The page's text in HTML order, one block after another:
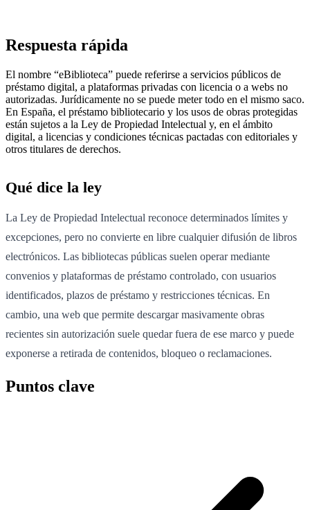
Respuesta rápida
El nombre “eBiblioteca” puede referirse a servicios públicos de
préstamo digital, a plataformas privadas con licencia o a webs no
autorizadas. Jurídicamente no se puede meter todo en el mismo saco.
En España, el préstamo bibliotecario y los usos de obras protegidas
están sujetos a la Ley de Propiedad Intelectual y, en el ámbito
digital, a licencias y condiciones técnicas pactadas con editoriales y
otros titulares de derechos.
Qué dice la ley
La Ley de Propiedad Intelectual reconoce determinados límites y
excepciones, pero no convierte en libre cualquier difusión de libros
electrónicos. Las bibliotecas públicas suelen operar mediante
convenios y plataformas de préstamo controlado, con usuarios
identificados, plazos de préstamo y restricciones técnicas. En
cambio, una web que permite descargar masivamente obras
recientes sin autorización suele quedar fuera de ese marco y puede
exponerse a retirada de contenidos, bloqueo o reclamaciones.
Puntos clave